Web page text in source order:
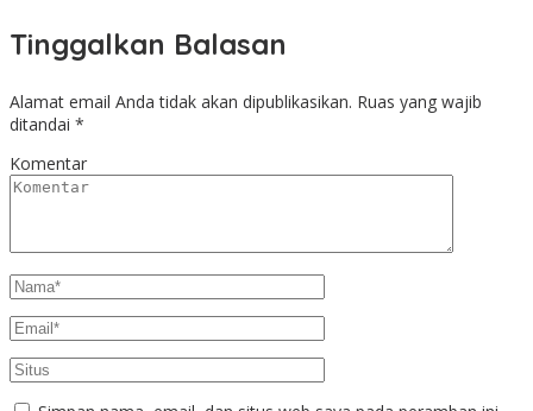
Tinggalkan Balasan
Alamat email Anda tidak akan dipublikasikan. Ruas yang wajib
ditandai *
Komentar